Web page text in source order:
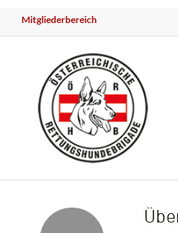
Mitgliederbereich